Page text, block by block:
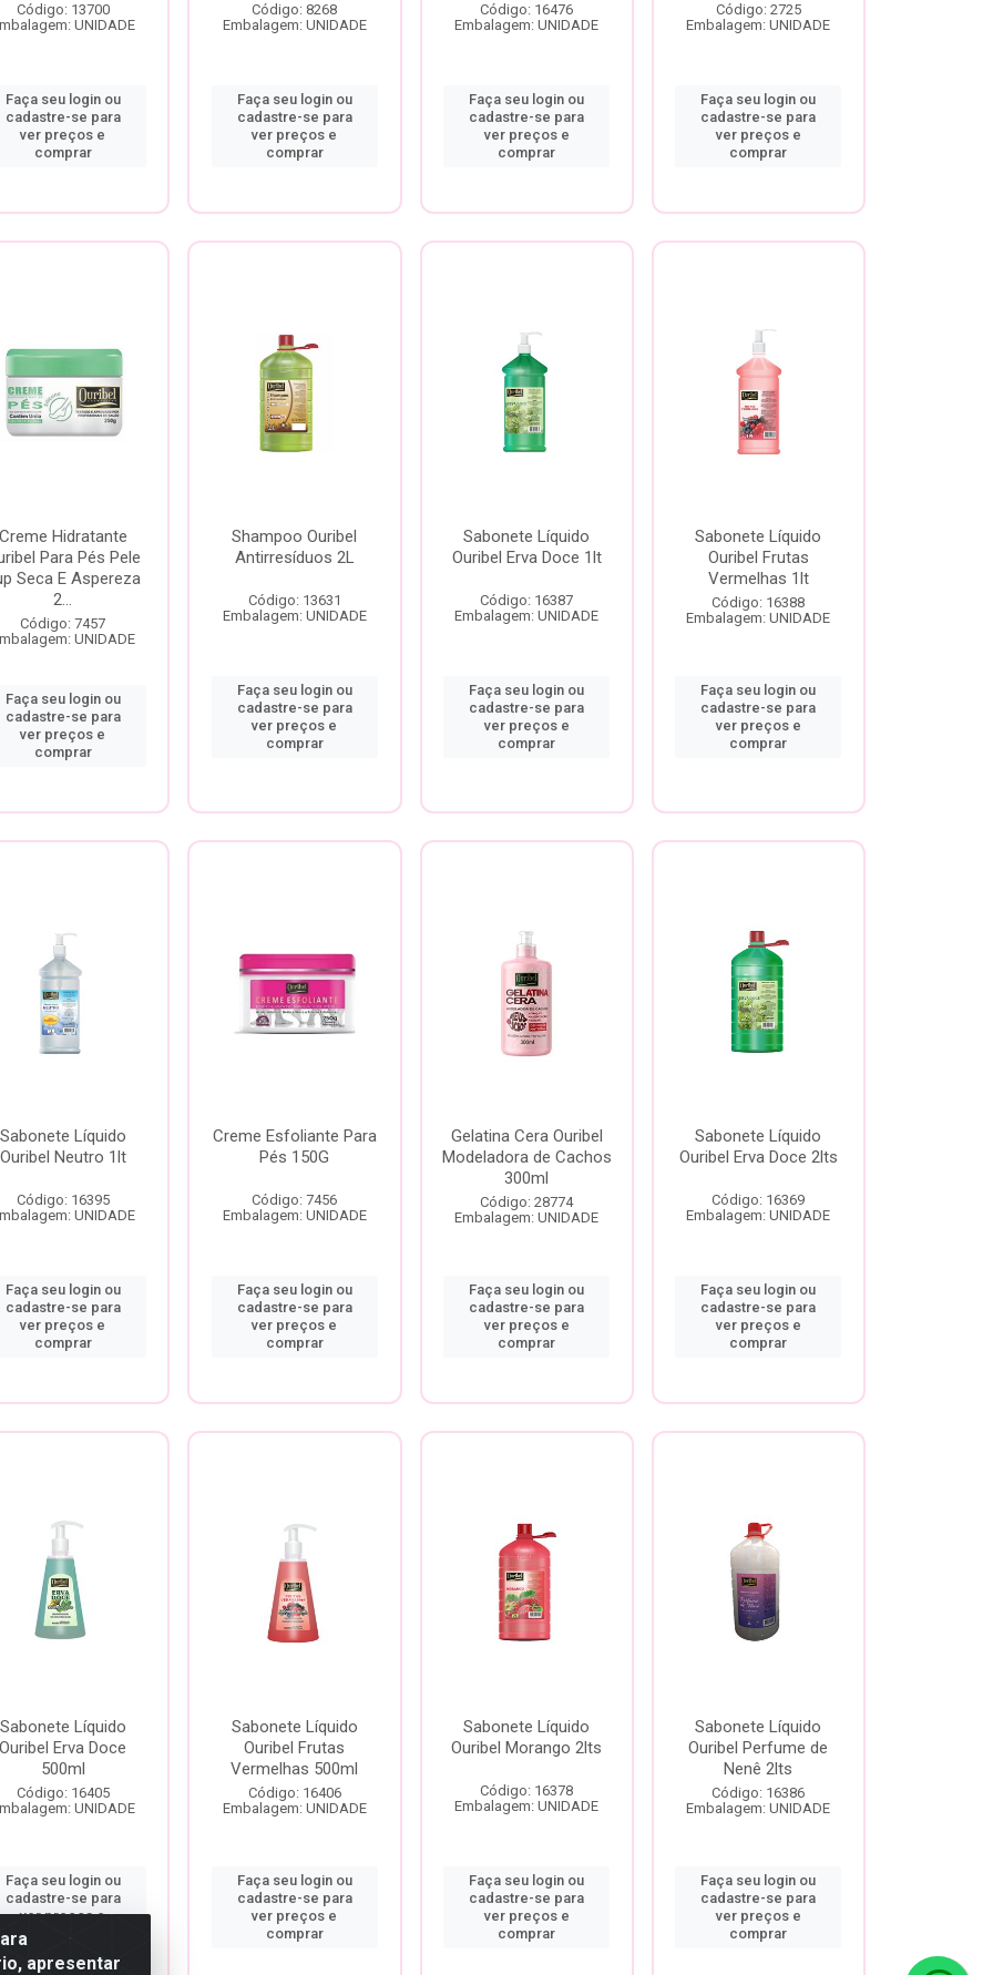
Código: 13700
UNIDADE
Faça seu login ou
cadastre-se para
ver preços e
comprar
Código: 8268
Embalagem: UNIDADE
Faça seu login ou
cadastre-se para
ver preços e
comprar
Código: 16476
Embalagem: UNIDADE
Faça seu login ou
cadastre-se para
ver preços e
comprar
Código: 2725
Embalagem: UNIDADE
Faça seu login ou
cadastre-se para
ver preços e
comprar
Hidratante
Para Pés Pele
Seca E Aspereza
2...
Código: 7457
UNIDADE
Faça seu login ou
cadastre-se para
ver preços e
comprar
Shampoo Ouribel
Antirresíduos 2L
Código: 13631
Embalagem: UNIDADE
Faça seu login ou
cadastre-se para
ver preços e
comprar
Sabonete Líquido
Ouribel Erva Doce 1lt
Código: 16387
Embalagem: UNIDADE
Faça seu login ou
cadastre-se para
ver preços e
comprar
Sabonete Líquido
Ouribel Frutas
Vermelhas 1lt
Código: 16388
Embalagem: UNIDADE
Faça seu login ou
cadastre-se para
ver preços e
comprar
Sabonete Líquido
Ouribel Neutro 1lt
Código: 16395
UNIDADE
Faça seu login ou
cadastre-se para
ver preços e
comprar
Creme Esfoliante Para
Pés 150G
Código: 7456
Embalagem: UNIDADE
Faça seu login ou
cadastre-se para
ver preços e
comprar
Gelatina Cera Ouribel
Modeladora de Cachos
300ml
Código: 28774
Embalagem: UNIDADE
Faça seu login ou
cadastre-se para
ver preços e
comprar
Sabonete Líquido
Ouribel Erva Doce 2lts
Código: 16369
Embalagem: UNIDADE
Faça seu login ou
cadastre-se para
ver preços e
comprar
Sabonete Líquido
Ouribel Erva Doce
500ml
Código: 16405
UNIDADE
Faça seu login ou
cadastre-se para
ver preços e
Sabonete Líquido
Ouribel Frutas
Vermelhas 500ml
Código: 16406
Embalagem: UNIDADE
Faça seu login ou
cadastre-se para
ver preços e
comprar
Sabonete Líquido
Ouribel Morango 2lts
Código: 16378
Embalagem: UNIDADE
Faça seu login ou
cadastre-se para
ver preços e
comprar
Sabonete Líquido
Ouribel Perfume de
Nenê 2lts
Código: 16386
Embalagem: UNIDADE
Faça seu login ou
cadastre-se para
ver preços e
comprar
apresentar